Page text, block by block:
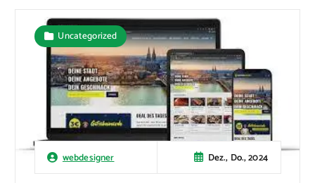
webdesigner Dez., Do., 2024
Uncategorized